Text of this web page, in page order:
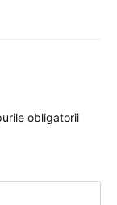
obligatorii